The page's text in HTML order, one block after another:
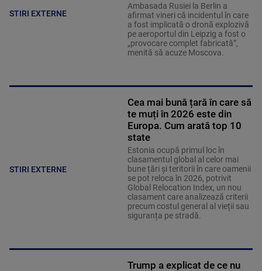
STIRI EXTERNE
Ambasada Rusiei la Berlin a
afirmat vineri că incidentul în care
a fost implicată o dronă explozivă
pe aeroportul din Leipzig a fost o
„provocare complet fabricată”,
menită să acuze Moscova.
STIRI EXTERNE
Cea mai bună țară în care să
te muți în 2026 este din
Europa. Cum arată top 10
state
Estonia ocupă primul loc în
clasamentul global al celor mai
bune țări și teritorii în care oamenii
se pot reloca în 2026, potrivit
Global Relocation Index, un nou
clasament care analizează criterii
precum costul general al vieții sau
siguranța pe stradă.
Trump a explicat de ce nu